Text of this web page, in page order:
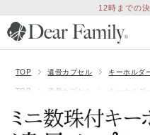
12時までの
TOP 遺骨カプセル
キーホルダ
TOP
遺骨カプセル キーホルダ